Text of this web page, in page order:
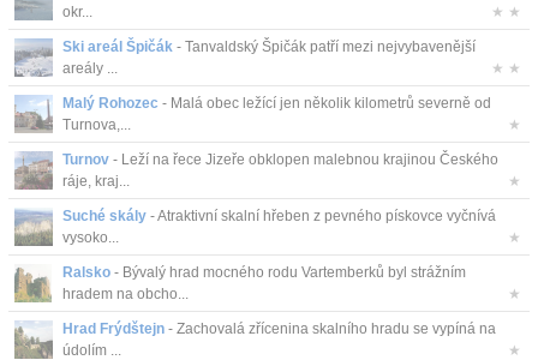
okr...
★ ★
Ski areál Špičák - Tanvaldský Špičák patří mezi nejvybavenější
areály ...
★ ★
Malý Rohozec - Malá obec ležící jen několik kilometrů severně od
Turnova,...
★
Turnov - Leží na řece Jizeře obklopen malebnou krajinou Českého
ráje, kraj...
★
Suché skály - Atraktivní skalní hřeben z pevného pískovce vyčnívá
vysoko...
★
Ralsko - Bývalý hrad mocného rodu Vartemberků byl strážním
hradem na obcho...
★
Hrad Frýdštejn - Zachovalá zřícenina skalního hradu se vypíná na
údolím ...
★